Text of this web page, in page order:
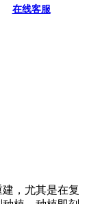
在线客服
，尤其是在复